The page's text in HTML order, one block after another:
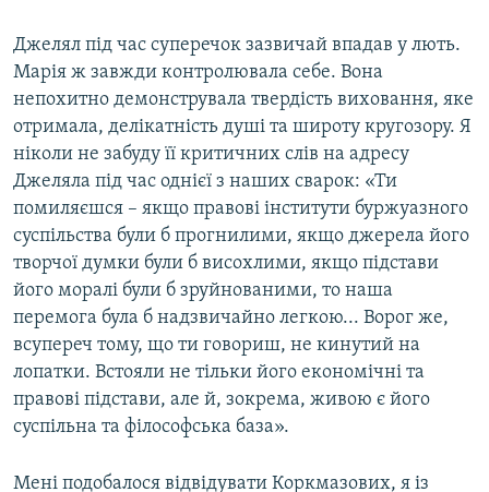
Джелял під час суперечок зазвичай впадав у лють.
Марія ж завжди контролювала себе. Вона
непохитно демонструвала твердість виховання, яке
отримала, делікатність душі та широту кругозору. Я
ніколи не забуду її критичних слів на адресу
Джеляла під час однієї з наших сварок: «Ти
помиляєшся – якщо правові інститути буржуазного
суспільства були б прогнилими, якщо джерела його
творчої думки були б висохлими, якщо підстави
його моралі були б зруйнованими, то наша
перемога була б надзвичайно легкою... Ворог же,
всупереч тому, що ти говориш, не кинутий на
лопатки. Встояли не тільки його економічні та
правові підстави, але й, зокрема, живою є його
суспільна та філософська база».
Мені подобалося відвідувати Коркмазових, я із